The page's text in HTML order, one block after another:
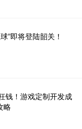
”即将登陆韶关！
钱！游戏定制开发成
略